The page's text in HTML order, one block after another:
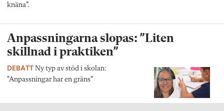
knäna”.
Anpassningarna slopas: ”Liten
skillnad i praktiken”
DEBATT Ny typ av stöd i skolan:
"Anpassningar har en gräns”